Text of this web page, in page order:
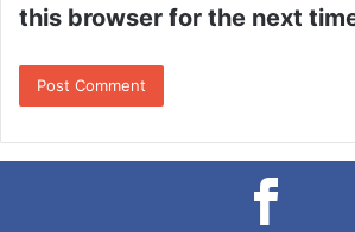
this browser for the next